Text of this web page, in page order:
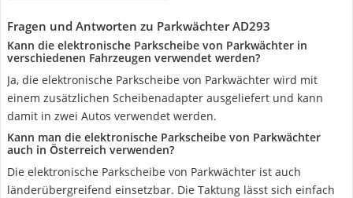
Fragen und Antworten zu Parkwächter ‎AD293
Kann die elektronische Parkscheibe von Parkwächter in
verschiedenen Fahrzeugen verwendet werden?
Ja, die elektronische Parkscheibe von Parkwächter wird mit
einem zusätzlichen Scheibenadapter ausgeliefert und kann
damit in zwei Autos verwendet werden.
Kann man die elektronische Parkscheibe von Parkwächter
auch in Österreich verwenden?
Die elektronische Parkscheibe von Parkwächter ist auch
länderübergreifend einsetzbar. Die Taktung lässt sich einfach